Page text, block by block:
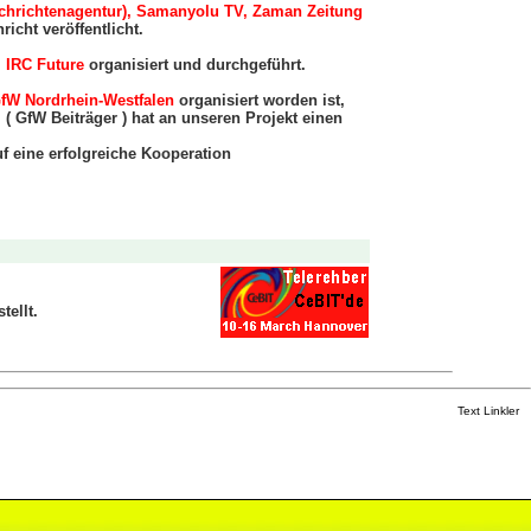
Samanyolu TV, Zaman Zeitung
veröffentlicht.
IRC Futureorganisiert und durchgeführt.
Nordrhein-Westfalenorganisiert worden ist,
GfW Beiträger ) hat an unseren Projekt einen
eine erfolgreiche Kooperation
Text Linkler